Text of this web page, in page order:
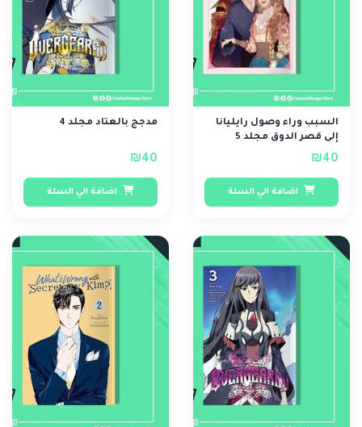
السبب وراء وصول رايليانا
إلى قصر الدوق مجلد 5
₪40
اضافة الي السلة
مدجج بالعتاد مجلد 4
₪40
اضافة الي السلة